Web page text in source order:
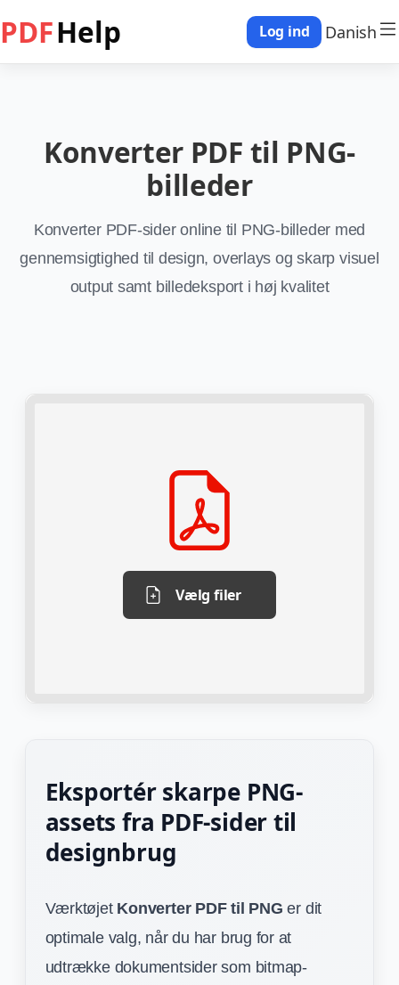
PDFHelp Log ind Danish
Konverter PDF til PNG-
billeder
Konverter PDF-sider online til PNG-billeder med
gennemsigtighed til design, overlays og skarp visuel
output samt billedeksport i høj kvalitet
Vælg filer
Eksportér skarpe PNG-
assets fra PDF-sider til
designbrug
Værktøjet Konverter PDF til PNG er dit
optimale valg, når du har brug for at
udtrække dokumentsider som bitmap-